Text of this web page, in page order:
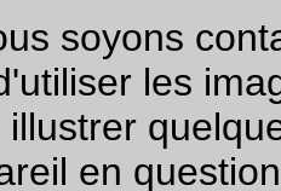
soyons
les
en